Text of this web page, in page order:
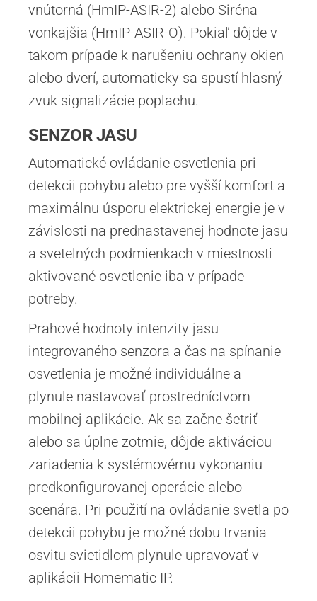
vnútorná (HmIP-ASIR-2) alebo Siréna
vonkajšia (HmIP-ASIR-O). Pokiaľ dôjde v
takom prípade k narušeniu ochrany okien
alebo dverí, automaticky sa spustí hlasný
zvuk signalizácie poplachu.
SENZOR JASU
Automatické ovládanie osvetlenia pri
detekcii pohybu alebo pre vyšší komfort a
maximálnu úsporu elektrickej energie je v
závislosti na prednastavenej hodnote jasu
a svetelných podmienkach v miestnosti
aktivované osvetlenie iba v prípade
potreby.
Prahové hodnoty intenzity jasu
integrovaného senzora a čas na spínanie
osvetlenia je možné individuálne a
plynule nastavovať prostredníctvom
mobilnej aplikácie. Ak sa začne šetriť
alebo sa úplne zotmie, dôjde aktiváciou
zariadenia k systémovému vykonaniu
predkonfigurovanej operácie alebo
scenára. Pri použití na ovládanie svetla po
detekcii pohybu je možné dobu trvania
osvitu svietidlom plynule upravovať v
aplikácii Homematic IP.